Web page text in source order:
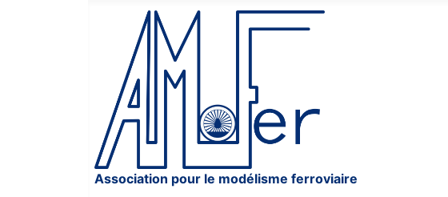
Association pour le modélisme ferroviaire